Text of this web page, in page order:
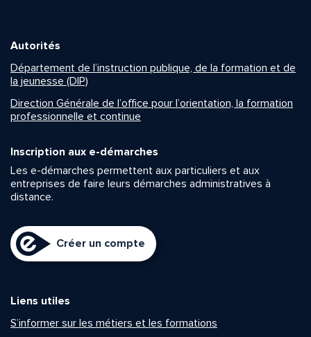
Autorités
Département de l’instruction publique, de la formation et de
la jeunesse (DIP)
Direction Générale de l’office pour l’orientation, la formation
professionnelle et continue
Inscription aux e-démarches
Les e-démarches permettent aux particuliers et aux
entreprises de faire leurs démarches administratives à
distance.
Créer un compte
Liens utiles
S’informer sur les métiers et les formations